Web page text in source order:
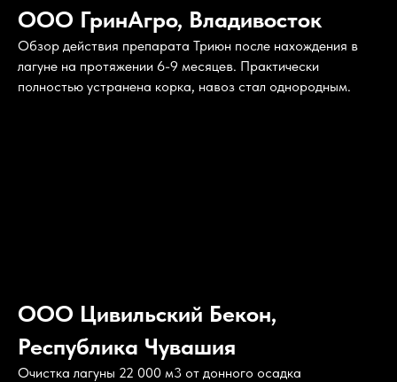
ООО ГринАгро, Владивосток
Обзор действия препарата Триюн после нахождения в
лагуне на протяжении 6-9 месяцев. Практически
полностью устранена корка, навоз стал однородным.
ООО Цивильский Бекон,
Республика Чувашия
Очистка лагуны 22 000 м3 от донного осадка